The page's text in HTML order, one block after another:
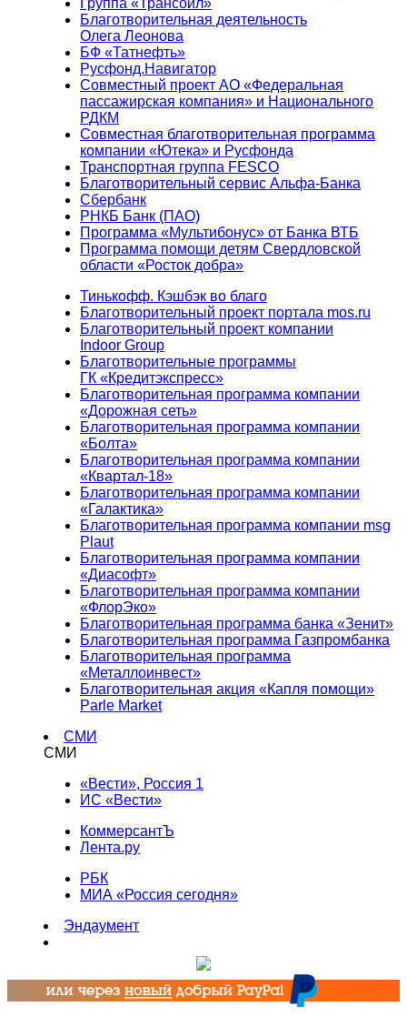
Группа «Трансойл»
Благотворительная деятельность
Олега Леонова
БФ «Татнефть»
Русфонд.Навигатор
Совместный проект АО «Федеральная
пассажирская компания» и Национального
РДКМ
Совместная благотворительная программа
компании «Ютека» и Русфонда
Транспортная группа FESCO
Благотворительный сервис Альфа-Банка
Сбербанк
РНКБ Банк (ПАО)
Программа «Мультибонус» от Банка ВТБ
Программа помощи детям Свердловской
области «Росток добра»
Тинькофф. Кэшбэк во благо
Благотворительный проект портала mos.ru
Благотворительный проект компании
Indoor Group
Благотворительные программы
ГК «Кредитэкспресс»
Благотворительная программа компании
«Дорожная сеть»
Благотворительная программа компании
«Болта»
Благотворительная программа компании
«Квартал-18»
Благотворительная программа компании
«Галактика»
Благотворительная программа компании msg
Plaut
Благотворительная программа компании
«Диасофт»
Благотворительная программа компании
«ФлорЭко»
Благотворительная программа банка «Зенит»
Благотворительная программа Газпромбанка
Благотворительная программа
«Металлоинвест»
Благотворительная акция «Капля помощи»
Parle Market
СМИ
СМИ
«Вести», Россия 1
ИС «Вести»
КоммерсантЪ
Лента.ру
РБК
МИА «Россия сегодня»
Эндаумент